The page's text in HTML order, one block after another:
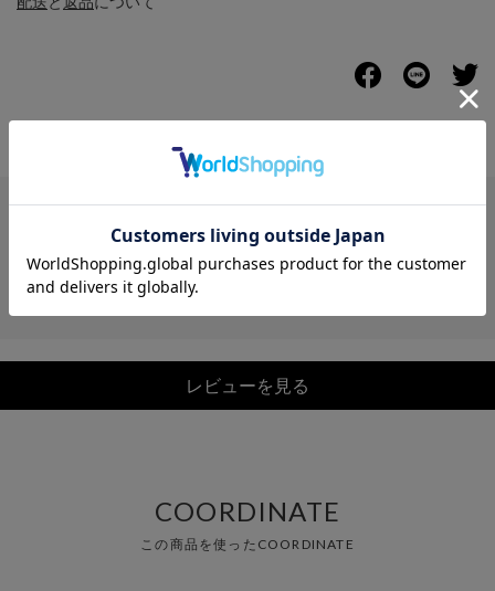
レビュー
レビューを見る
COORDINATE
この商品を使ったCOORDINATE